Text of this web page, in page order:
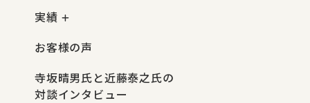
実績
お客様の声
寺坂晴男氏と近藤泰之氏の
対談インタビュー